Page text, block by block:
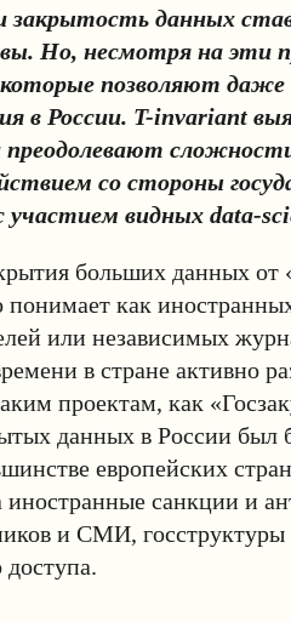
закрытость данных
Но, несмотря на эти
позволяют даже
в России. T-invariant
со стороны
участием видных data-
больших данных
понимает как
или независимых
в стране активно
проектам, как
данных в России был
европейских
иностранные санкции и
и СМИ, госструктуры